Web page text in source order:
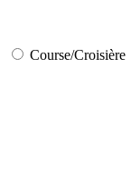
Course/Croisière